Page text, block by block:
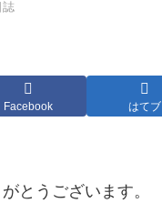
誌
Facebook はてブ
とうございます。